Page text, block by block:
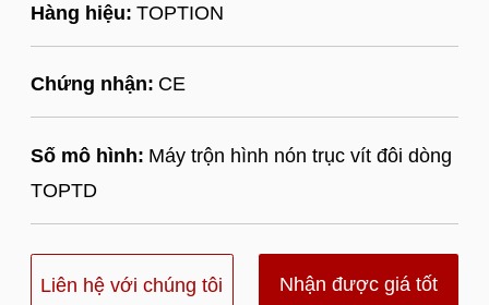
Hàng hiệu: TOPTION
Chứng nhận: CE
Số mô hình: Máy trộn hình nón trục vít đôi dòng
TOPTD
Liên hệ với chúng tôi Nhận được giá tốt